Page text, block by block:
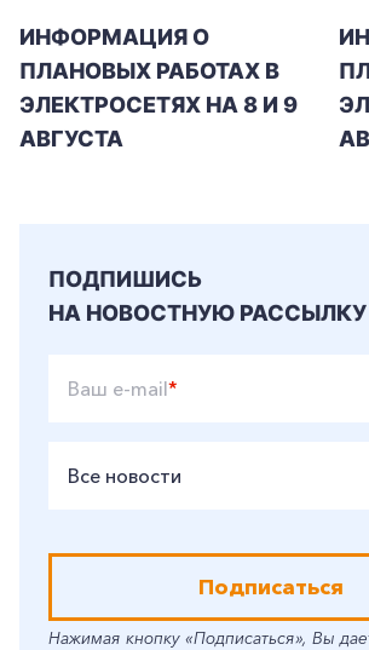
ИНФОРМАЦИЯ О
ПЛАНОВЫХ РАБОТАХ В
ЭЛЕКТРОСЕТЯХ НА 8 И 9
АВГУСТА
ПОДПИШИСЬ
НА НОВОСТНУЮ РАССЫЛКУ
Ваш e-mail*
Все новости
Подписаться
Нажимая кнопку «Подписаться», Вы